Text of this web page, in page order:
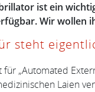
ist ein
Wir wollen
steht
für „Automated
Laien